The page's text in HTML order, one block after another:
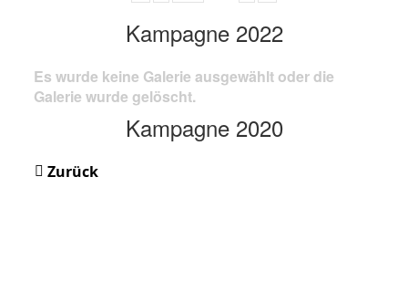
Kampagne 2022
Es wurde keine Galerie ausgewählt oder die
Galerie wurde gelöscht.
Kampagne 2020
Zurück